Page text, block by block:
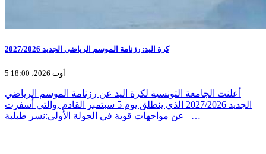
كرة اليد: رزنامة الموسم الرياضي الجديد 2027/2026
5 أوت 2026، 18:00
أعلنت الجامعة التونسية لكرة اليد عن رزنامة الموسم الرياضي
الجديد 2027/2026 الذي ينطلق يوم 5 سبتمبر القادم ,والتي أسفرت
عن مواجهات قوية في الجولة الأولى:نسر طبلبة _…